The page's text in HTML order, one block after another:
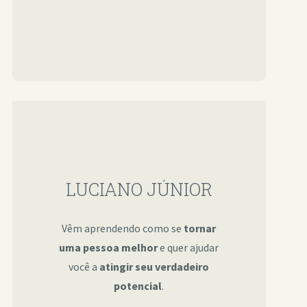
LUCIANO JÚNIOR
Vêm aprendendo como se tornar
uma pessoa melhore quer ajudar
você a atingir seu verdadeiro
potencial.